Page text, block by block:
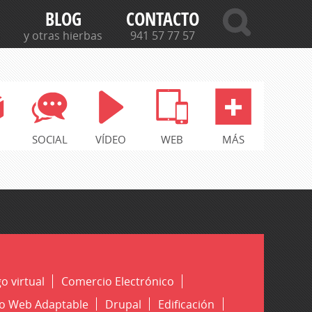
BLOG
y otras hierbas
CONTACTO
941 57 77 57
SOCIAL VÍDEO WEB MÁS
virtual
Comercio Electrónico
Web Adaptable Drupal
Edificación